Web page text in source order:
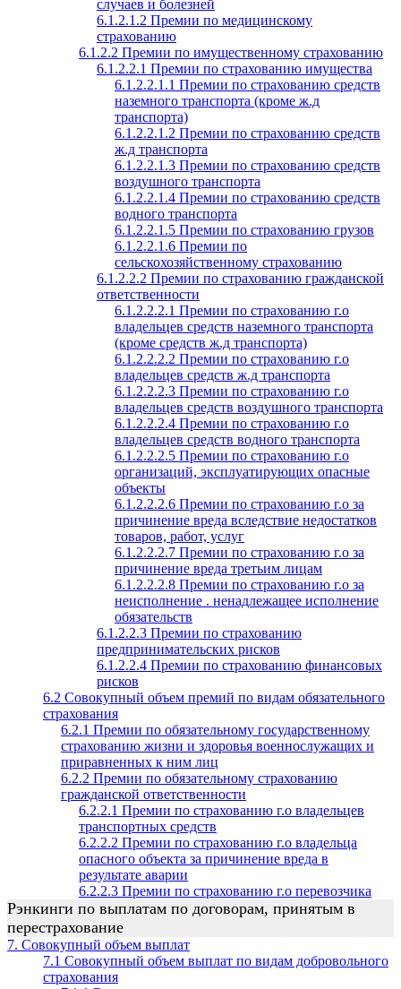
случаев и болезней
6.1.2.1.2 Премии по медицинскому
страхованию
6.1.2.2 Премии по имущественному страхованию
6.1.2.2.1 Премии по страхованию имущества
6.1.2.2.1.1 Премии по страхованию средств
наземного транспорта (кроме ж.д
транспорта)
6.1.2.2.1.2 Премии по страхованию средств
ж.д транспорта
6.1.2.2.1.3 Премии по страхованию средств
воздушного транспорта
6.1.2.2.1.4 Премии по страхованию средств
водного транспорта
6.1.2.2.1.5 Премии по страхованию грузов
6.1.2.2.1.6 Премии по
сельскохозяйственному страхованию
6.1.2.2.2 Премии по страхованию гражданской
ответственности
6.1.2.2.2.1 Премии по страхованию г.о
владельцев средств наземного транспорта
(кроме средств ж.д транспорта)
6.1.2.2.2.2 Премии по страхованию г.о
владельцев средств ж.д транспорта
6.1.2.2.2.3 Премии по страхованию г.о
владельцев средств воздушного транспорта
6.1.2.2.2.4 Премии по страхованию г.о
владельцев средств водного транспорта
6.1.2.2.2.5 Премии по страхованию г.о
организаций, эксплуатирующих опасные
объекты
6.1.2.2.2.6 Премии по страхованию г.о за
причинение вреда вследствие недостатков
товаров, работ, услуг
6.1.2.2.2.7 Премии по страхованию г.о за
причинение вреда третьим лицам
6.1.2.2.2.8 Премии по страхованию г.о за
неисполнение . ненадлежащее исполнение
обязательств
6.1.2.2.3 Премии по страхованию
предпринимательских рисков
6.1.2.2.4 Премии по страхованию финансовых
рисков
6.2 Совокупный объем премий по видам обязательного
страхования
6.2.1 Премии по обязательному государственному
страхованию жизни и здоровья военнослужащих и
приравненных к ним лиц
6.2.2 Премии по обязательному страхованию
гражданской ответственности
6.2.2.1 Премии по страхованию г.о владельцев
транспортных средств
6.2.2.2 Премии по страхованию г.о владельца
опасного объекта за причинение вреда в
результате аварии
6.2.2.3 Премии по страхованию г.о перевозчика
Рэнкинги по выплатам по договорам, принятым в
перестрахование
7. Совокупный объем выплат
7.1 Совокупный объем выплат по видам добровольного
страхования